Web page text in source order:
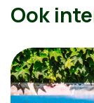
Ook